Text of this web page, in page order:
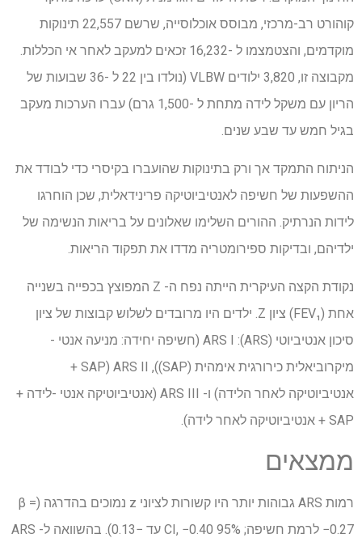
קוהורט רב-מרכזי, מבוסס אוכלוסייה, שרשם 22,557 תינוקות
מוקדמים, והצטמצמו ל -16,232 זכאים למעקב לאחר אי הכללות.
מקבוצה זו, 3,820 ילודים VLBW (נולדו בין 22 ל -36 שבועות של
הריון עם משקל לידה מתחת ל -1,500 גרם) עברו הערכות מעקב
בגיל חמש עד שבע שנים.
הניתוח התמקד אך ורק בתינוקות שהועברו בקיסרי כדי לבודד את
ההשפעות של חשיפה לאנטיביוטיקה פרינידאלית, שכן הוחרגו
לידות הנרתיק. ההורים השלימו שאלונים על בריאות הנשימה של
ילדיהם, ובדיקות ספירומטריה מדדו את תפקוד הריאות.
נקודת הקצה העיקרית הייתה נפח ה- Z המפוצץ בכפייה בשנייה
אחת (FEV₁) ציון Z. ילדים היו מרובדים לשלוש קבוצות של ציון
סיכון אנטיביוטי (ARS): ARS I (חשיפה יחידה: מניעה אנטי -
מיקרוביאלית כירורגית אימהית (SAP)), ARS II (SAP +
אנטיביוטיקה לאחר הלידה) ו- ARS III (אנטיביוטיקה אנטי -לידה +
SAP + אנטיביוטיקה לאחר לידה).
ממצאים
רמות ARS גבוהות יותר היו קשורות לציוני z נמוכים בהדרגה (β =
−0.27 לרמת חשיפה; 95% CI, −0.40 עד −0.13). בהשוואה ל- ARS